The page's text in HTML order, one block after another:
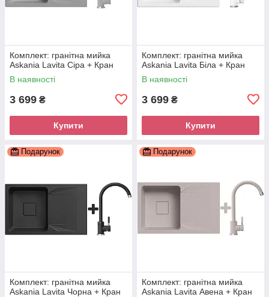
Комплект: гранітна мийка
Askania Lavita Сіра + Кран
В наявності
3 699 ₴
Купити
Комплект: гранітна мийка
Askania Lavita Біла + Кран
В наявності
3 699 ₴
Купити
Подарунок
Комплект: гранітна мийка
Askania Lavita Чорна + Кран
Подарунок
Комплект: гранітна мийка
Askania Lavita Авена + Кран